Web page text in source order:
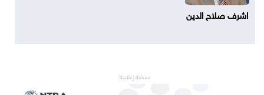
اشرف صلاح الدين
مساحة إعلانية